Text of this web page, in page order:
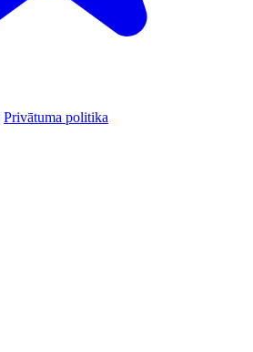
Privātuma politika